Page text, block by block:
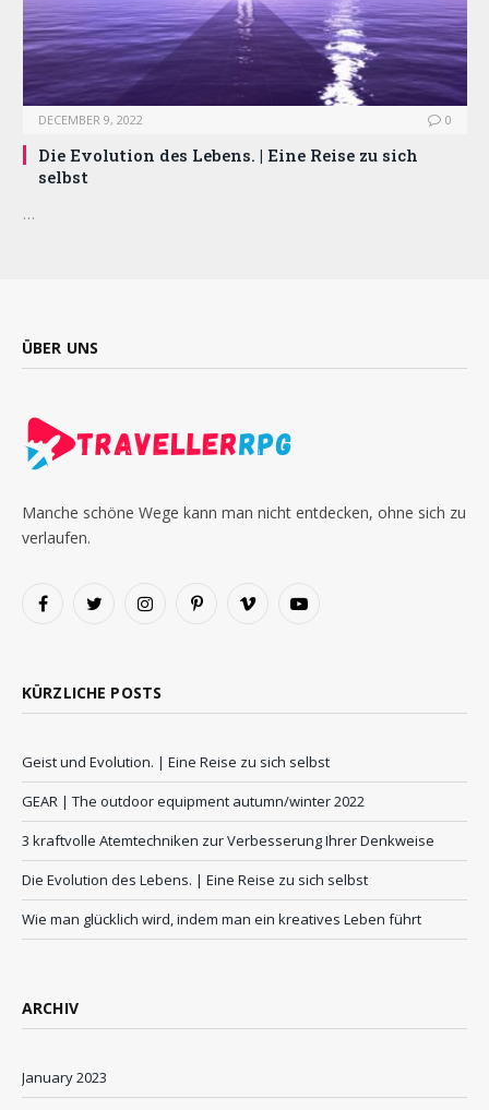
DECEMBER 9, 2022 0
Die Evolution des Lebens. | Eine Reise zu sich
selbst
…
ÜBER UNS
Manche schöne Wege kann man nicht entdecken, ohne sich zu
verlaufen.
FacebookTwitter InstagramPinterestVimeo YouTube
KÜRZLICHE POSTS
Geist und Evolution. | Eine Reise zu sich selbst
GEAR | The outdoor equipment autumn/winter 2022
3 kraftvolle Atemtechniken zur Verbesserung Ihrer Denkweise
Die Evolution des Lebens. | Eine Reise zu sich selbst
Wie man glücklich wird, indem man ein kreatives Leben führt
ARCHIV
January 2023